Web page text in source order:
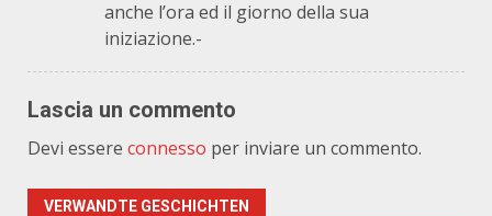
anche l’ora ed il giorno della sua
iniziazione.-
Lascia un commento
Devi essere connesso per inviare un commento.
VERWANDTE GESCHICHTEN